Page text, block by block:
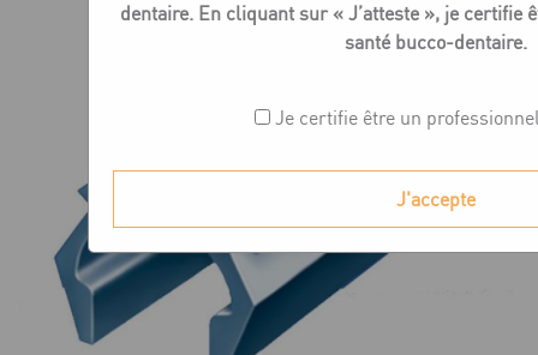
dentaire. En cliquant sur « J’atteste », je certifie
santé bucco-dentaire.
Je certifie être un
J'accepte